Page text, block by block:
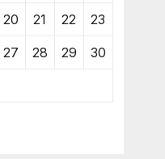
20 21 22 23
27 28 29 30